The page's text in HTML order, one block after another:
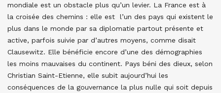
mondiale est un obstacle plus qu’un levier. La France est à
la croisée des chemins : elle est l’un des pays qui existent le
plus dans le monde par sa diplomatie partout présente et
active, parfois suivie par d’autres moyens, comme disait
Clausewitz. Elle bénéficie encore d’une des démographies
les moins mauvaises du continent. Pays béni des dieux, selon
Christian Saint-Etienne, elle subit aujourd’hui les
conséquences de la gouvernance la plus nulle qui soit depuis